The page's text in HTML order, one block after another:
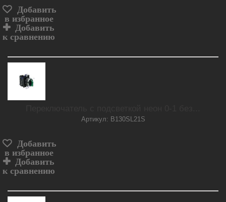
Добавить
в избранное
Добавить
к сравнению
Артикул: B130SL21S
Добавить
в избранное
Добавить
к сравнению